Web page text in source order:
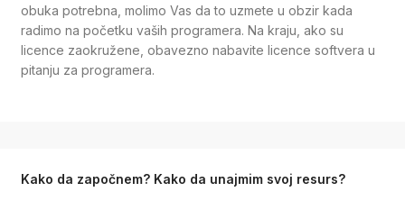
obuka potrebna, molimo Vas da to uzmete u obzir kada
radimo na početku vaših programera. Na kraju, ako su
licence zaokružene, obavezno nabavite licence softvera u
pitanju za programera.
Kako da započnem? Kako da unajmim svoj resurs?